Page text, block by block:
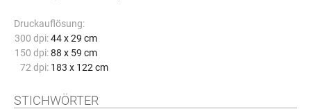
Druckauflösung:
300 dpi: 44 x 29 cm
150 dpi: 88 x 59 cm
72 dpi: 183 x 122 cm
STICHWÖRTER